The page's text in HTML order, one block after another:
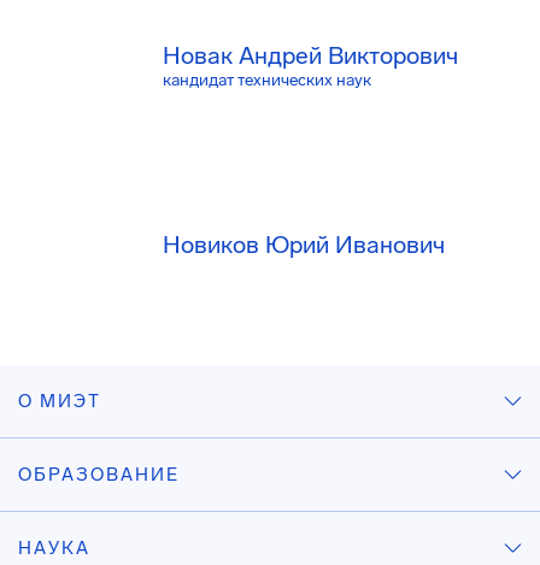
Новак Андрей Викторович
кандидат технических наук
Новиков Юрий Иванович
О МИЭТ
ОБРАЗОВАНИЕ
НАУКА